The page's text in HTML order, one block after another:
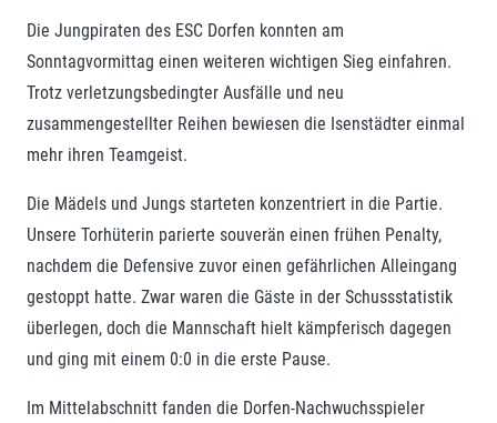
Die Jungpiraten des ESC Dorfen konnten am
Sonntagvormittag einen weiteren wichtigen Sieg einfahren.
Trotz verletzungsbedingter Ausfälle und neu
zusammengestellter Reihen bewiesen die Isenstädter einmal
mehr ihren Teamgeist.
Die Mädels und Jungs starteten konzentriert in die Partie.
Unsere Torhüterin parierte souverän einen frühen Penalty,
nachdem die Defensive zuvor einen gefährlichen Alleingang
gestoppt hatte. Zwar waren die Gäste in der Schussstatistik
überlegen, doch die Mannschaft hielt kämpferisch dagegen
und ging mit einem 0:0 in die erste Pause.
Im Mittelabschnitt fanden die Dorfen-Nachwuchsspieler